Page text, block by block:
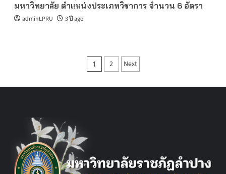
มหาวิทยาลัย ตำแหน่งประเภทวิชาการ จำนวน 6 อัตรา
adminLPRU 3 ปี ago
Posts
1 2 Next